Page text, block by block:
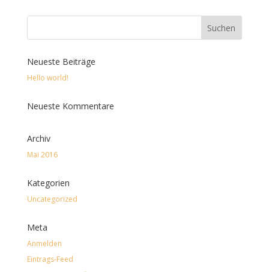
Neueste Beiträge
Hello world!
Neueste Kommentare
Archiv
Mai 2016
Kategorien
Uncategorized
Meta
Anmelden
Eintrags-Feed